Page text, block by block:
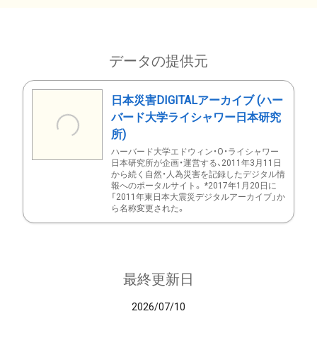
データの提供元
日本災害DIGITALアーカイブ (ハー
バード大学ライシャワー日本研究
所)
ハーバード大学エドウィン・O・ライシャワー
日本研究所が企画・運営する、2011年3月11日
から続く自然・人為災害を記録したデジタル情
報へのポータルサイト。 *2017年1月20日に
「2011年東日本大震災デジタルアーカイブ」か
ら名称変更された。
最終更新日
2026/07/10